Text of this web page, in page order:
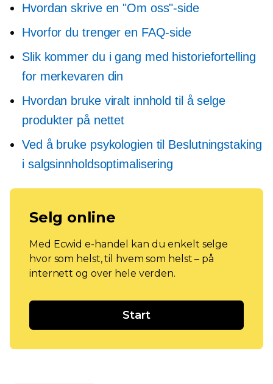
Hvordan skrive en "Om oss"-side
Hvorfor du trenger en FAQ-side
Slik kommer du i gang med historiefortelling
for merkevaren din
Hvordan bruke viralt innhold til å selge
produkter på nettet
Ved å bruke psykologien til Beslutningstaking
i salgsinnholdsoptimalisering
Selg online
Med Ecwid e-handel kan du enkelt selge
hvor som helst, til hvem som helst – på
internett og over hele verden.
Start